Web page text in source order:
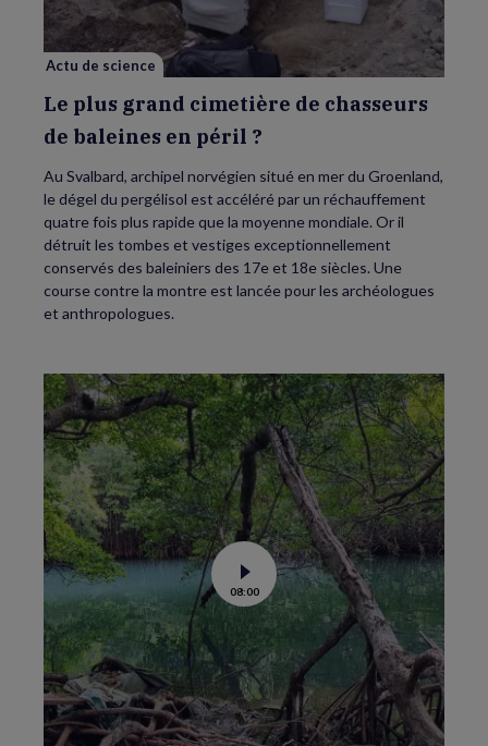
chasseurs
de
baleines
en
?
Actu de science
Le plus grand cimetière de chasseurs
de baleines en péril ?
Au Svalbard, archipel norvégien situé en mer du Groenland,
le dégel du pergélisol est accéléré par un réchauffement
quatre fois plus rapide que la moyenne mondiale. Or il
détruit les tombes et vestiges exceptionnellement
conservés des baleiniers des 17e et 18e siècles. Une
course contre la montre est lancée pour les archéologues
et anthropologues.
Voir
la
vidéo
de
La
science
au
secours
des
mangroves
de
Martinique
08:00